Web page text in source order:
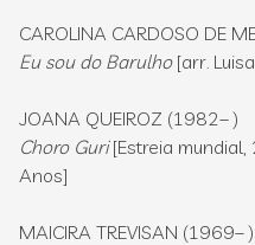
CAROLINA CARDOSO DE
Eu sou do Barulho [arr.
JOANA QUEIROZ (1982– )
Choro Guri[Estreia
Anos]
MAICIRA TREVISAN (1969– )